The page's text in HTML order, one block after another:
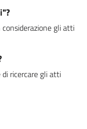
gli atti
ricercare gli atti